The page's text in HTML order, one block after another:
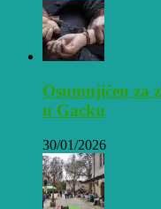
Osumnjičen za
u Gacku
30/01/2026